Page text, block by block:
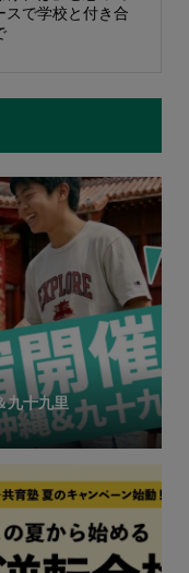
スで学校と付き合
九十九里